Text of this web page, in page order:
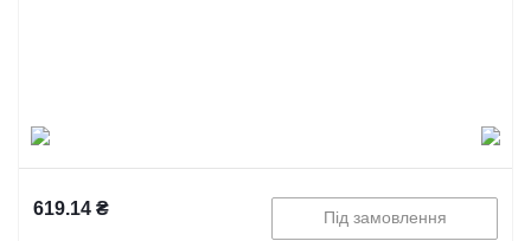
619.14 ₴ Під замовлення